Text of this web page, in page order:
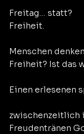
Freitag… statt?
Freiheit.
Menschen
Freiheit? Ist das
Einen erlesenen
zwischenzeitlich
Freudentränen